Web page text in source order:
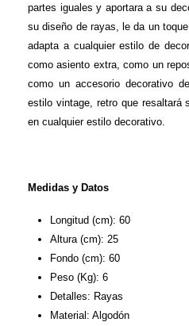
partes iguales y aportara a su
su diseño de rayas, le da un
adapta a cualquier estilo de
como asiento extra, como un
como un accesorio decorativo
estilo vintage, retro que resaltará
en cualquier estilo decorativo.
Medidas y Datos
Longitud (cm): 60
Altura (cm): 25
Fondo (cm): 60
Peso (Kg): 6
Detalles: Rayas
Material: Algodón